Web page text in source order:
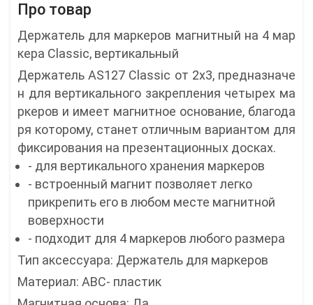
Про товар
Держатель для маркеров магнитный на 4 мар
кера Classic, вертикальный
Держатель AS127 Classic от 2x3, предназначе
н для вертикального закрепления четырех ма
ркеров и имеет магнитное основание, благода
ря которому, станет отличным вариантом для
фиксирования на презентационных досках.
- для вертикального хранения маркеров
- встроенный магнит позволяет легко
прикрепить его в любом месте магнитной
воверхности
- подходит для 4 маркеров любого размера
Тип аксессуара: Держатель для маркеров
Материал: АВС- пластик